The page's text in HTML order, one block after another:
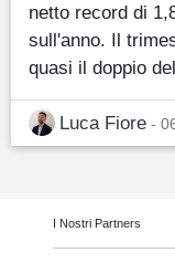
netto record di
sull'anno. Il
quasi il doppio
Luca Fiore -
I Nostri Partners